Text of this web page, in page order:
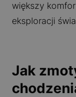
większy
eksploracji
Jak